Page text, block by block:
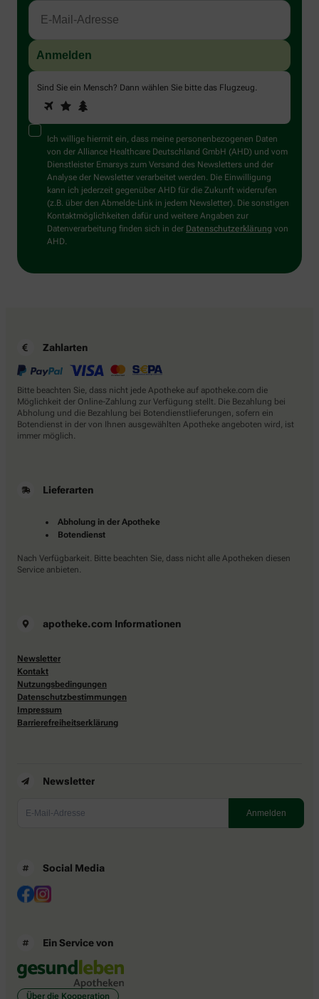
Sind Sie ein Mensch? Dann wählen Sie bitte das Flugzeug.
Sind
Sie
ein
Mensch?
Dann
wählen
Sie
bitte
das
Flugzeug.
1 2
Ich willige hiermit ein, dass meine personenbezogenen Daten
von der Alliance Healthcare Deutschland GmbH (AHD) und vom
Dienstleister Emarsys zum Versand des Newsletters und der
Analyse der Newsletter verarbeitet werden. Die Einwilligung
kann ich jederzeit gegenüber AHD für die Zukunft widerrufen
(z.B. über den Abmelde-Link in jedem Newsletter). Die sonstigen
Kontaktmöglichkeiten dafür und weitere Angaben zur
Datenverarbeitung finden sich in der Datenschutzerklärung von
AHD.
Zahlarten
Bitte beachten Sie, dass nicht jede Apotheke auf apotheke.com die
Möglichkeit der Online-Zahlung zur Verfügung stellt. Die Bezahlung bei
Abholung und die Bezahlung bei Botendienstlieferungen, sofern ein
Botendienst in der von Ihnen ausgewählten Apotheke angeboten wird, ist
immer möglich.
Lieferarten
Abholung in der Apotheke
Botendienst
Nach Verfügbarkeit. Bitte beachten Sie, dass nicht alle Apotheken diesen
Service anbieten.
apotheke.com Informationen
Newsletter
Kontakt
Nutzungsbedingungen
Datenschutzbestimmungen
Impressum
Barrierefreiheitserklärung
Newsletter
Social Media
Ein Service von
Über die Kooperation